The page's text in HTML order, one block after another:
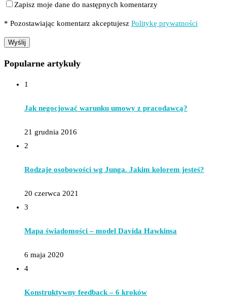
Zapisz moje dane do następnych komentarzy
* Pozostawiając komentarz akceptujesz Politykę prywatności
Popularne artykuły
1
Jak negocjować warunku umowy z pracodawcą?
21 grudnia 2016
2
Rodzaje osobowości wg Junga. Jakim kolorem jesteś?
20 czerwca 2021
3
Mapa świadomości – model Davida Hawkinsa
6 maja 2020
4
Konstruktywny feedback – 6 kroków